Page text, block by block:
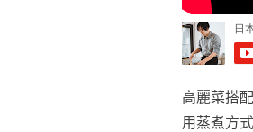
高麗菜搭
用蒸煮方